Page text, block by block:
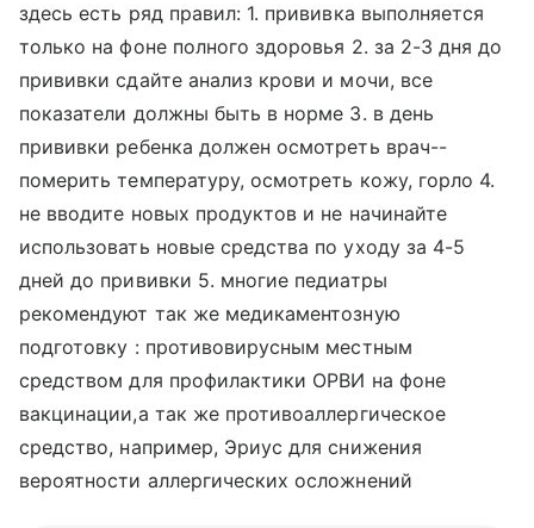
здесь есть ряд правил: 1. прививка выполняется
только на фоне полного здоровья 2. за 2-3 дня до
прививки сдайте анализ крови и мочи, все
показатели должны быть в норме 3. в день
прививки ребенка должен осмотреть врач--
померить температуру, осмотреть кожу, горло 4.
не вводите новых продуктов и не начинайте
использовать новые средства по уходу за 4-5
дней до прививки 5. многие педиатры
рекомендуют так же медикаментозную
подготовку : противовирусным местным
средством для профилактики ОРВИ на фоне
вакцинации,а так же противоаллергическое
средство, например, Эриус для снижения
вероятности аллергических осложнений